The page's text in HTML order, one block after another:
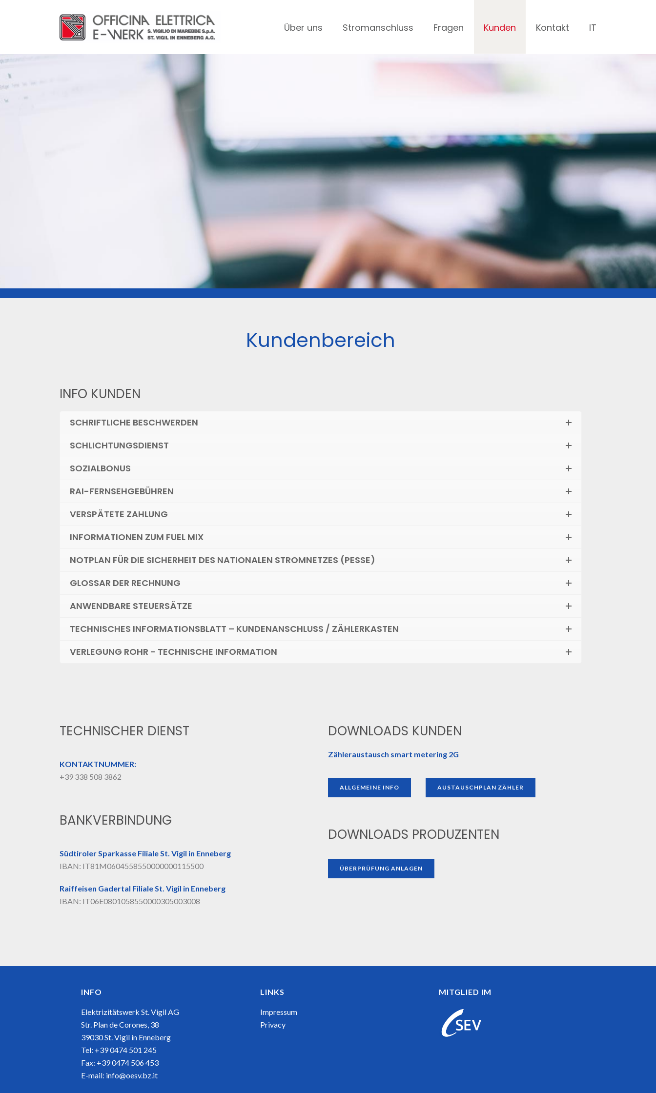
Über uns Stromanschluss Fragen Kunden Kontakt IT
Kundenbereich
INFO KUNDEN
SCHRIFTLICHE BESCHWERDEN
SCHLICHTUNGSDIENST
SOZIALBONUS
RAI-FERNSEHGEBÜHREN
VERSPÄTETE ZAHLUNG
INFORMATIONEN ZUM FUEL MIX
NOTPLAN FÜR DIE SICHERHEIT DES NATIONALEN STROMNETZES (PESSE)
GLOSSAR DER RECHNUNG
ANWENDBARE STEUERSÄTZE
TECHNISCHES INFORMATIONSBLATT – KUNDENANSCHLUSS / ZÄHLERKASTEN
VERLEGUNG ROHR - TECHNISCHE INFORMATION
TECHNISCHER DIENST
KONTAKTNUMMER:
+39 338 508 3862
BANKVERBINDUNG
Südtiroler Sparkasse Filiale St. Vigil in Enneberg
IBAN: IT81M0604558550000000115500
Raiffeisen Gadertal Filiale St. Vigil in Enneberg
IBAN: IT06E0801058550000305003008
DOWNLOADS KUNDEN
Zähleraustausch smart metering 2G
ALLGEMEINE INFO AUSTAUSCHPLAN ZÄHLER
DOWNLOADS PRODUZENTEN
ÜBERPRÜFUNG ANLAGEN
INFO
Elektrizitätswerk St. Vigil AG
Str. Plan de Corones, 38
39030 St. Vigil in Enneberg
Tel: +39 0474 501 245
Fax: +39 0474 506 453
E-mail: info@oesv.bz.it
LINKS
Impressum
Privacy
MITGLIED IM